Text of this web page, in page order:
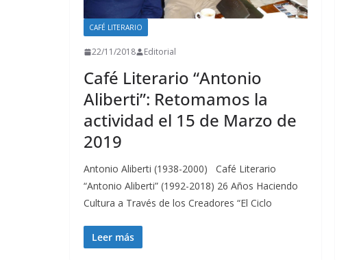
CAFÉ LITERARIO
22/11/2018 Editorial
Café Literario “Antonio
Aliberti”: Retomamos la
actividad el 15 de Marzo de
2019
Antonio Aliberti (1938-2000) Café Literario
“Antonio Aliberti” (1992-2018) 26 Años Haciendo
Cultura a Través de los Creadores “El Ciclo
Leer más